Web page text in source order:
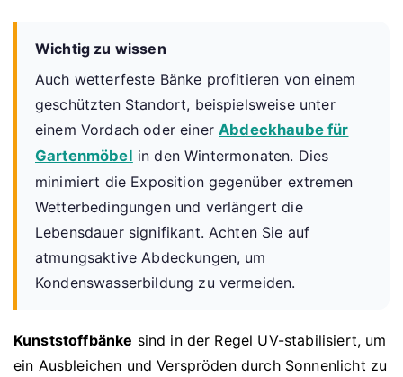
Wichtig zu wissen
Auch wetterfeste Bänke profitieren von einem
geschützten Standort, beispielsweise unter
einem Vordach oder einerAbdeckhaube für
Gartenmöbel in den Wintermonaten. Dies
minimiert die Exposition gegenüber extremen
Wetterbedingungen und verlängert die
Lebensdauer signifikant. Achten Sie auf
atmungsaktive Abdeckungen, um
Kondenswasserbildung zu vermeiden.
Kunststoffbänke sind in der Regel UV-stabilisiert, um
ein Ausbleichen und Verspröden durch Sonnenlicht zu